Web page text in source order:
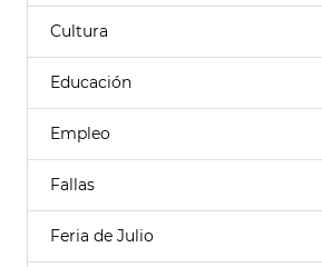
Cultura
Educación
Empleo
Fallas
Feria de Julio